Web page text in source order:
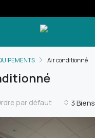
Air conditionné
3 Biens
par défaut